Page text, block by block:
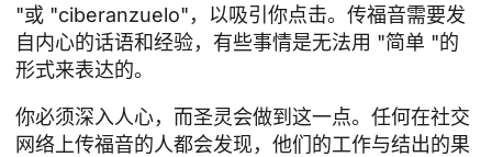
"或 "ciberanzuelo"，以吸引你点击。传福音需要发
自内心的话语和经验，有些事情是无法用 "简单 "的
形式来表达的。
你必须深入人心，而圣灵会做到这一点。任何在社交
网络上传福音的人都会发现，他们的工作与结出的果